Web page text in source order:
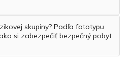
skupiny? Podľa fototypu
si zabezpečiť bezpečný pobyt